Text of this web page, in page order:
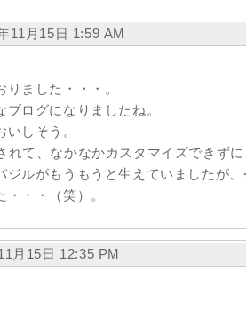
11月15日 1:59 AM
ました・・・。
ログになりましたね。
しそう。
て、なかなかカスタマイズできずに
ジルがもうもうと生えていましたが、
・・（笑）。
月15日 12:35 PM